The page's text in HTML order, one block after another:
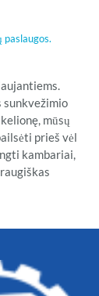
paslaugos.
sunkvežimio
mūsų
prieš vėl
kambariai,